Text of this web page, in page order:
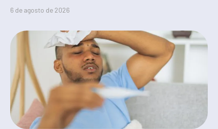
6 de agosto de 2026